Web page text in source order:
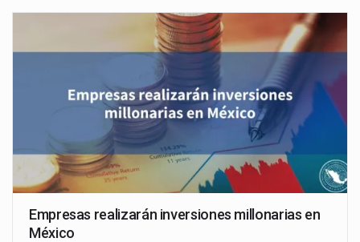
Empresas realizarán inversiones millonarias en
México